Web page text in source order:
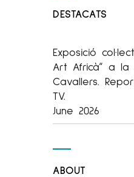
DESTACATS
Exposició
Art Africà” a la
Cavallers.
TV.
June 2026
ABOUT